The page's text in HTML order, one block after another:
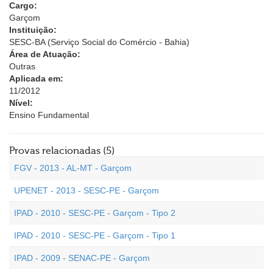
Cargo:
Garçom
Instituição:
SESC-BA (Serviço Social do Comércio - Bahia)
Área de Atuação:
Outras
Aplicada em:
11/2012
Nível:
Ensino Fundamental
Provas relacionadas (5)
FGV - 2013 - AL-MT - Garçom
UPENET - 2013 - SESC-PE - Garçom
IPAD - 2010 - SESC-PE - Garçom - Tipo 2
IPAD - 2010 - SESC-PE - Garçom - Tipo 1
IPAD - 2009 - SENAC-PE - Garçom